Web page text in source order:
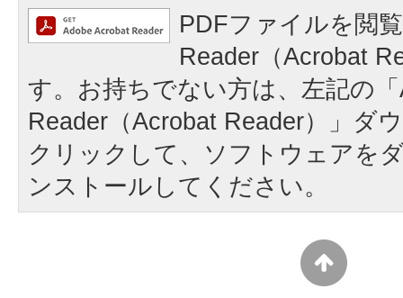
PDFファイルを閲
Reader（Acrobat
す。お持ちでない方は、左記の
Reader（Acrobat Reader）」ダ
クリックして、ソフトウェアを
ンストールしてください。